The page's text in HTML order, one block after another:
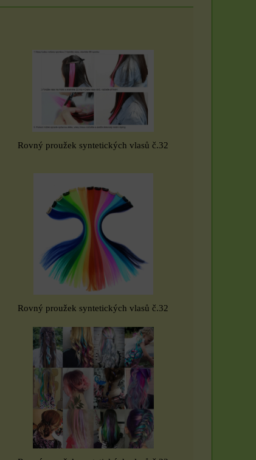
Rovný proužek syntetických vlasů č.32
Rovný proužek syntetických vlasů č.32
Sada 3 rituálních